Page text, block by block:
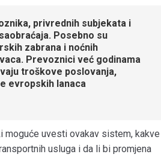
privrednih subjekata i
Posebno su
zabrana i noćnih
Prevoznici već godinama
troškove poslovanja,
evropskih lanaca
moguće uvesti ovakav sistem, kakve
usluga i da li bi promjena